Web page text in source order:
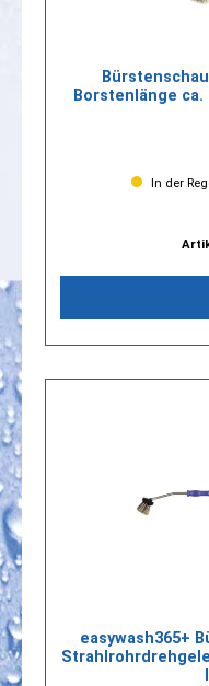
Borstenlänge ca.
In der
easywash365+